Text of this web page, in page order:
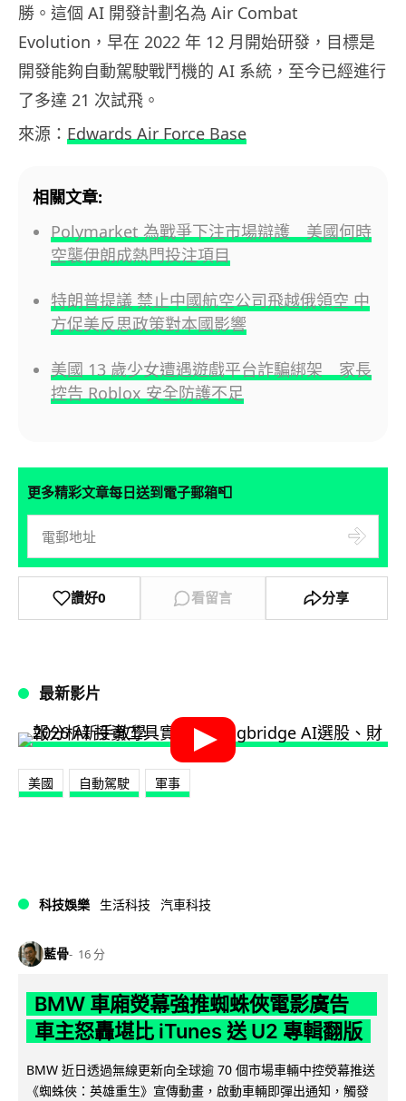
勝。這個 AI 開發計劃名為 Air Combat
Evolution，早在 2022 年 12 月開始研發，目標是
開發能夠自動駕駛戰鬥機的 AI 系統，至今已經進行
了多達 21 次試飛。
來源： Edwards Air Force Base
相關文章:
Polymarket 為戰爭下注市場辯護 美國何時
空襲伊朗成熱門投注項目
特朗普提議 禁止中國航空公司飛越俄領空 中
方促美反思政策對本國影響
美國 13 歲少女遭遇遊戲平台詐騙綁架 家長
控告 Roblox 安全防護不足
更多精彩文章每日送到電子郵箱📮
讚好0 看留言 分享
最新影片
美國 自動駕駛 軍事
科技娛樂 生活科技 汽車科技
藍骨 16 分
BMW 車廂熒幕強推蜘蛛俠電影廣告
車主怒轟堪比 iTunes 送 U2 專輯翻版
BMW 近日透過無線更新向全球逾 70 個市場車輛中控熒幕推送
《蜘蛛俠：英雄重生》宣傳動畫，啟動車輛即彈出通知，觸發